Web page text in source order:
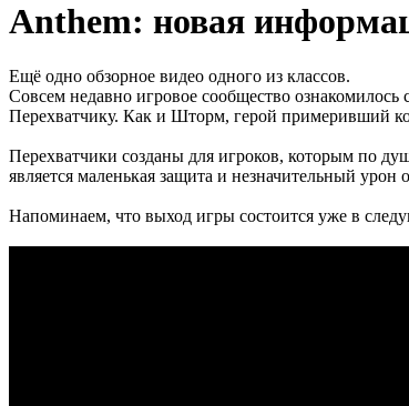
Anthem: новая
Ещё одно обзорное видео одного из классов.
Совсем недавно игровое сообщество
Перехватчику. Как и Шторм, герой примеривший
Перехватчики созданы для игроков, которым по
является маленькая защита и незначительный
Напоминаем, что выход игры состоится уже в